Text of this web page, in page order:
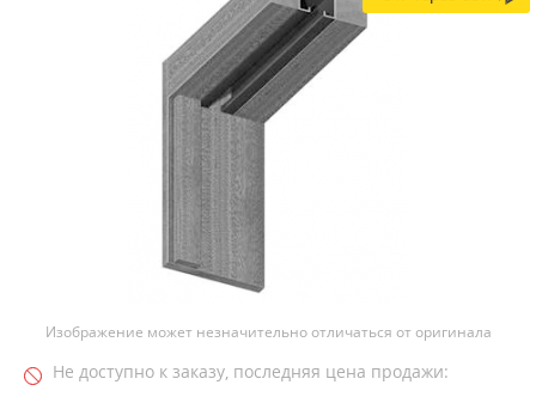
Изображение может незначительно отличаться от оригинала
Не доступно к заказу, последняя цена продажи: